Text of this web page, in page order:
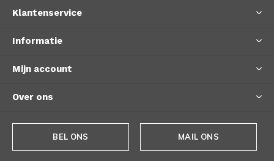
Klantenservice
Informatie
Mijn account
Over ons
BEL ONS MAIL ONS